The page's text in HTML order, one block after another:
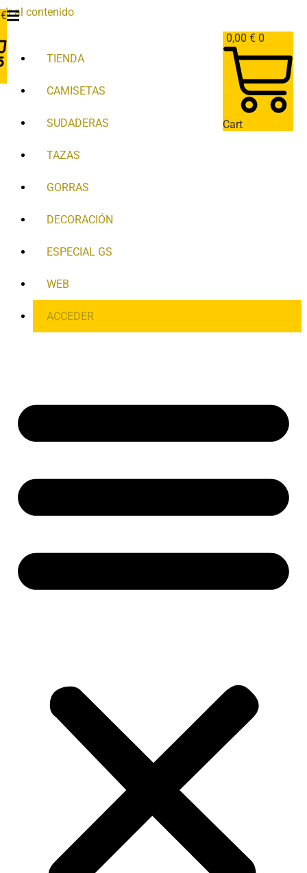
Ir al contenido
0,00 € 0
Cart
TIENDA
CAMISETAS
SUDADERAS
TAZAS
GORRAS
DECORACIÓN
ESPECIAL GS
WEB
ACCEDER
€